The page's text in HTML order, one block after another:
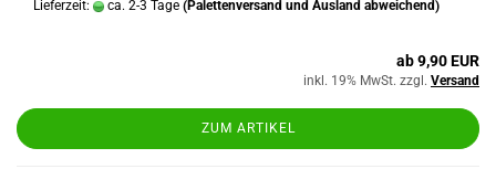
Lieferzeit: ca. 2-3 Tage (Palettenversand und Ausland abweichend)
ab 9,90 EUR
inkl. 19% MwSt. zzgl. Versand
ZUM ARTIKEL